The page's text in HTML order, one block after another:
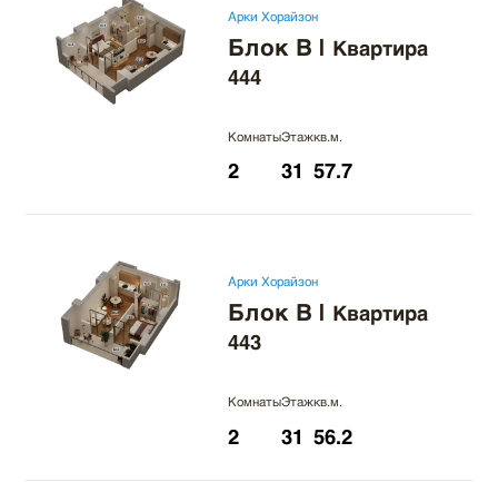
Арки Хорайзон
Блок B
Квартира
444
Комнаты
2
Этаж
31
кв.м.
57.7
Арки Хорайзон
Блок B
Квартира
443
Комнаты
2
Этаж
31
кв.м.
56.2